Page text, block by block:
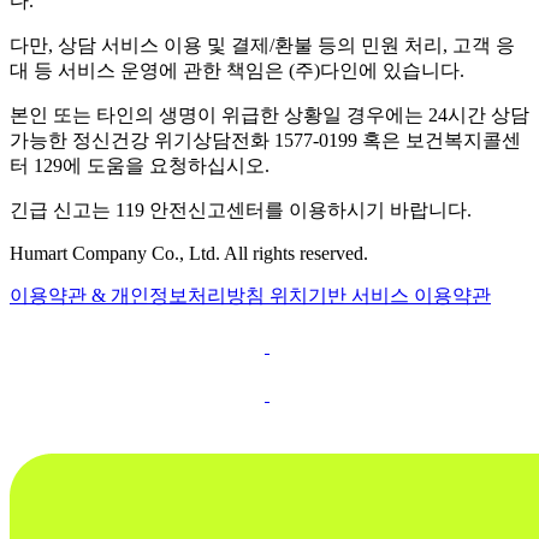
다만, 상담 서비스 이용 및 결제/환불 등의 민원 처리, 고객 응
대 등 서비스 운영에 관한 책임은 (주)다인에 있습니다.
본인 또는 타인의 생명이 위급한 상황일 경우에는 24시간 상담
가능한 정신건강 위기상담전화 1577-0199 혹은 보건복지콜센
터 129에 도움을 요청하십시오.
긴급 신고는 119 안전신고센터를 이용하시기 바랍니다.
Humart Company Co., Ltd. All rights reserved.
이용약관 & 개인정보처리방침 위치기반 서비스 이용약관